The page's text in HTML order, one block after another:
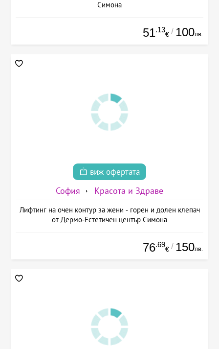
Симона
51.13
€ / 100лв.
виж офертата
София Красота и Здраве
Лифтинг на очен контур за жени - горен и долен клепач
от Дермо-Естетичен център Симона
76.69
€ / 150лв.